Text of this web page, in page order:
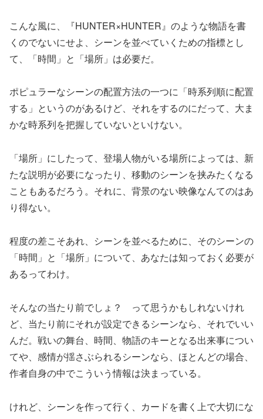
こんな風に、『HUNTER×HUNTER』のような物語を書
くのでないにせよ、シーンを並べていくための指標とし
て、「時間」と「場所」は必要だ。
ポピュラーなシーンの配置方法の一つに「時系列順に配置
する」というのがあるけど、それをするのにだって、大ま
かな時系列を把握していないといけない。
「場所」にしたって、登場人物がいる場所によっては、新
たな説明が必要になったり、移動のシーンを挟みたくなる
こともあるだろう。それに、背景のない映像なんてのはあ
り得ない。
程度の差こそあれ、シーンを並べるために、そのシーンの
「時間」と「場所」について、あなたは知っておく必要が
あるってわけ。
そんなの当たり前でしょ？ って思うかもしれないけれ
ど、当たり前にそれが設定できるシーンなら、それでいい
んだ。戦いの舞台、時間、物語のキーとなる出来事につい
てや、感情が揺さぶられるシーンなら、ほとんどの場合、
作者自身の中でこういう情報は決まっている。
けれど、シーンを作って行く、カードを書く上で大切にな